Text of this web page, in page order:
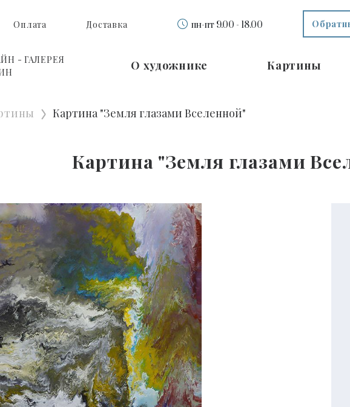
Оплата Доставка пн-пт 9.00 - 18.00
- ГАЛЕРЕЯ
О художнике Картины
Картина "Земля глазами Вселенной"
Картина "Земля глазами